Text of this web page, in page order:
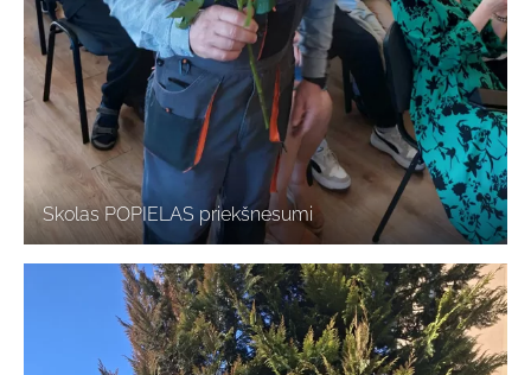
Skolas POPIELAS priekšnesumi